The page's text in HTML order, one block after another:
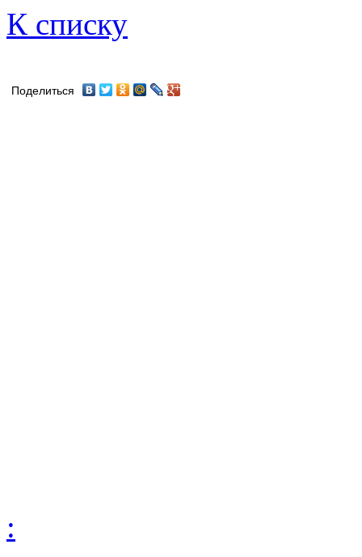
К списку
Поделиться
: